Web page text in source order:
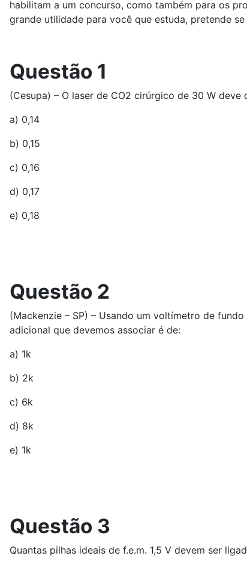
habilitam a um concurso, como também para os
grande utilidade para você que estuda, pretende
Questão 1
(Cesupa) – O laser de CO2 cirúrgico de 30 W
a) 0,14
b) 0,15
c) 0,16
d) 0,17
e) 0,18
Questão 2
(Mackenzie – SP) – Usando um voltímetro de
adicional que devemos associar é de:
a) 1k
b) 2k
c) 6k
d) 8k
e) 1k
Questão 3
Quantas pilhas ideais de f.e.m. 1,5 V devem ser